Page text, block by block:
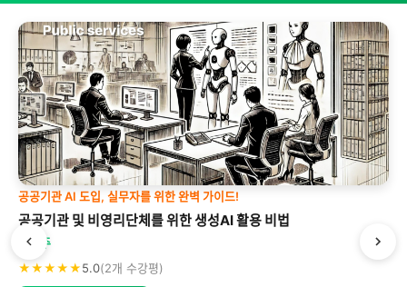
공공기관 AI 도입, 실무자를 위한 완벽 가이드!
공공기관 및 비영리단체를 위한 생성AI 활용 비법
박형주
★★★★★5.0(2개 수강평)